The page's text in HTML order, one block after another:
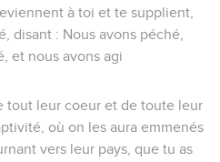
à toi et te supplient,
disant : Nous avons péché,
et nous avons agi
tout leur coeur et de toute leur
où on les aura emmenés
vers leur pays, que tu as